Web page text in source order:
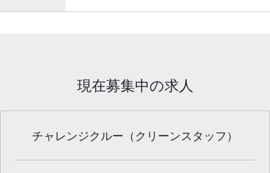
現在募集中の求人
チャレンジクルー（クリーンスタッフ）